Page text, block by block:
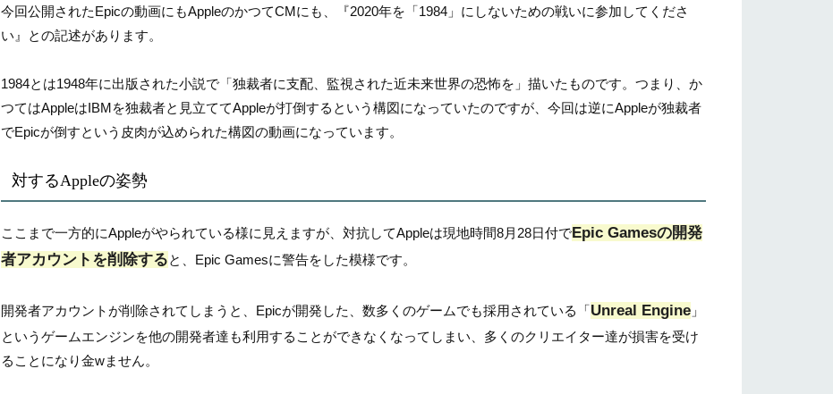
今回公開されたEpicの動画にもAppleのかつてCMにも、『2020年を「1984」にしないための戦いに参加してくださ
い』との記述があります。
1984とは1948年に出版された小説で「独裁者に支配、監視された近未来世界の恐怖を」描いたものです。つまり、か
つてはAppleはIBMを独裁者と見立ててAppleが打倒するという構図になっていたのですが、今回は逆にAppleが独裁者
でEpicが倒すという皮肉が込められた構図の動画になっています。
対するAppleの姿勢
ここまで一方的にAppleがやられている様に見えますが、対抗してAppleは現地時間8月28日付でEpic Gamesの開発
者アカウントを削除すると、Epic Gamesに警告をした模様です。
開発者アカウントが削除されてしまうと、Epicが開発した、数多くのゲームでも採用されている「Unreal Engine 」
というゲームエンジンを他の開発者達も利用することができなくなってしまい、多くのクリエイター達が損害を受け
ることになり金wません。